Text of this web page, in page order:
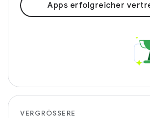
Apps erfolgreicher
VERGRÖSSERE